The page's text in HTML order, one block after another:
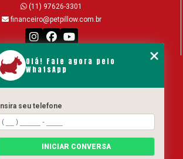
(11) 97626-3301
financeiro@petpillow.com.br
MENU
Serviços
Equipe
Blog
Olá! Fale agora pelo
WhatsApp
Insira seu telefone
INICIAR CONVERSA